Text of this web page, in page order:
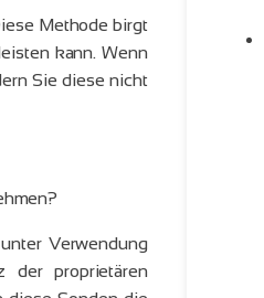
Methode birgt
kann. Wenn
Sie diese nicht
unter Verwendung
der proprietären